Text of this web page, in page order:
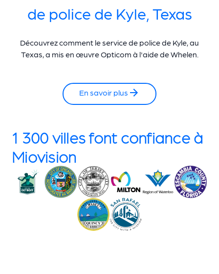
de police de Kyle, Texas
Découvrez comment le service de police de Kyle, au
Texas, a mis en œuvre Opticom à l'aide de Whelen.
En savoir plus
1 300 villes font confiance à
Miovision